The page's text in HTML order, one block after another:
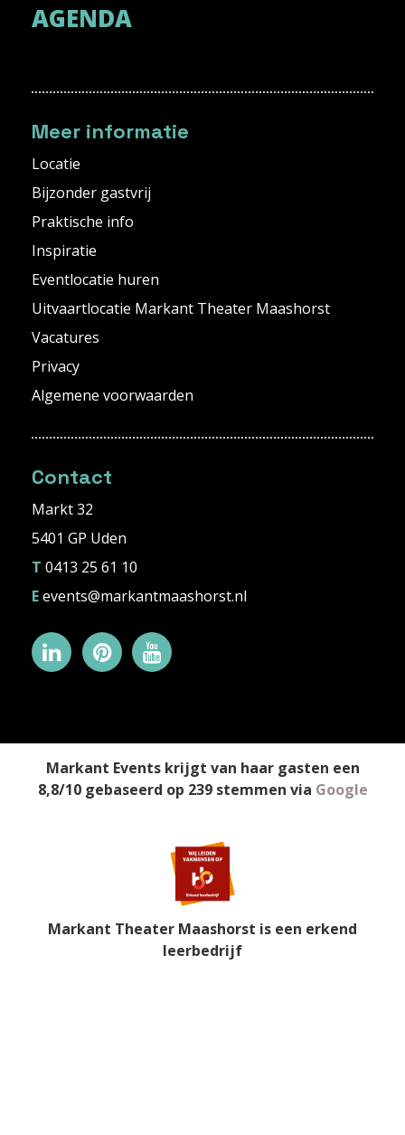
AGENDA
Meer informatie
Locatie
Bijzonder gastvrij
Praktische info
Inspiratie
Eventlocatie huren
Uitvaartlocatie Markant Theater Maashorst
Vacatures
Privacy
Algemene voorwaarden
Contact
Markt 32
5401 GP Uden
T 0413 25 61 10
Eevents@markantmaashorst.nl
Markant Eventskrijgt van haar gasten een
8,8/10gebaseerd op 239stemmen via Google
Markant Theater Maashorst is een erkend
leerbedrijf